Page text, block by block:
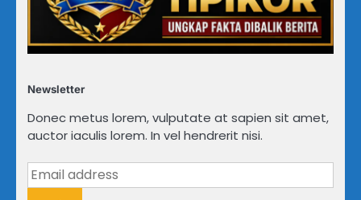
Newsletter
Donec metus lorem, vulputate at sapien sit amet,
auctor iaculis lorem. In vel hendrerit nisi.